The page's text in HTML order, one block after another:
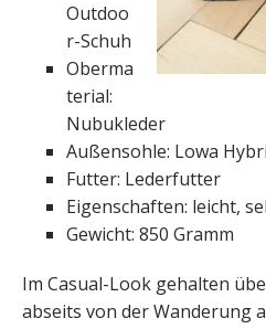
Outdoo
r-Schuh
Oberma
terial:
Nubukleder
Außensohle: Lowa
Futter: Lederfutter
Eigenschaften: leicht,
Gewicht: 850 Gramm
Im Casual-Look gehalten
abseits von der Wanderung